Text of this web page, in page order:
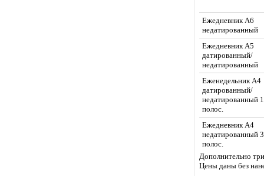
Ежедневник А6
недатированный
Ежедневник А5
датированный/
недатированный
Еженедельник А4
датированный/
недатированный
полос.
Ежедневник А4
недатированный
полос.
Дополнительно
Цены даны без